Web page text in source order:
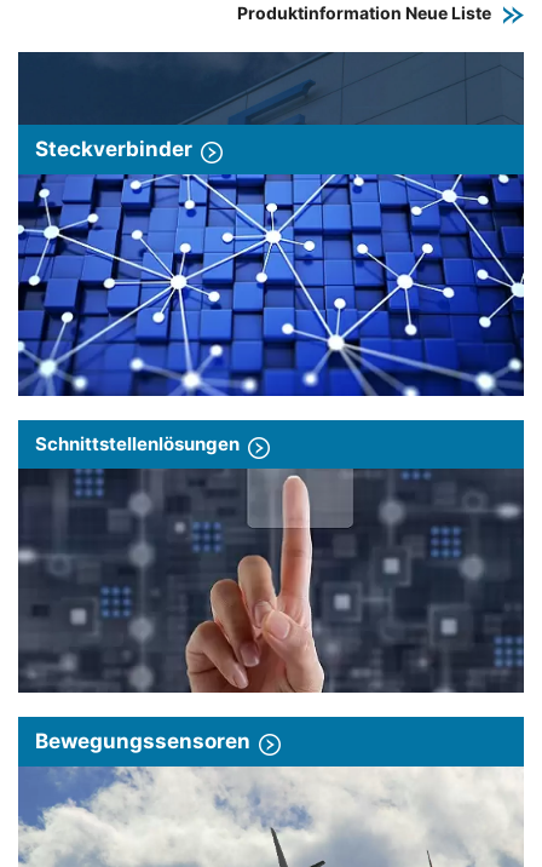
Produktinformation Neue Liste
Steckverbinder
Schnittstellenlösungen
Bewegungssensoren